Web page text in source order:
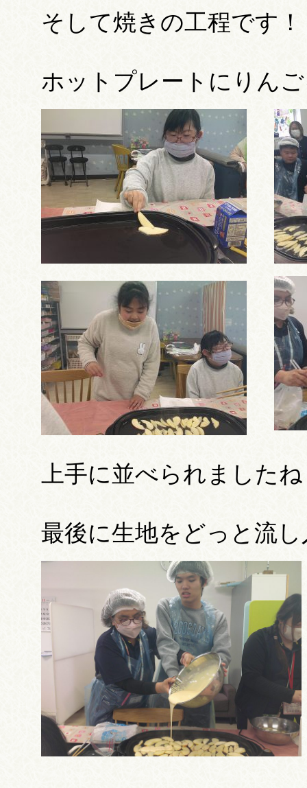
そして焼きの工程です！
ホットプレートにりん
上手に並べられました
最後に生地をどっと流